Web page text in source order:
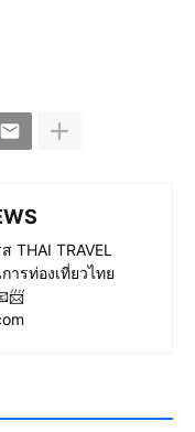
THAI TRAVEL
รท่องเที่ยวไทย